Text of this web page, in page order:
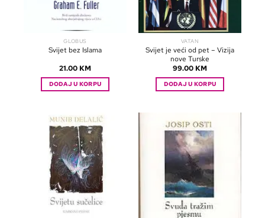
GLOBUS
Svijet bez Islama
21.00 KM
DODAJ U KORPU
VATAN
Svijet je veći od pet – Vizija
nove Turske
99.00 KM
DODAJ U KORPU